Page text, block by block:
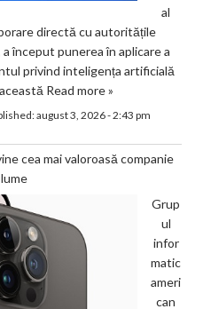
al
directă cu autoritățile
început punerea în aplicare a
privind inteligența artificială
Read more »
august 3, 2026 - 2:43 pm
cea mai valoroasă companie
Grup
ul
infor
matic
ameri
can